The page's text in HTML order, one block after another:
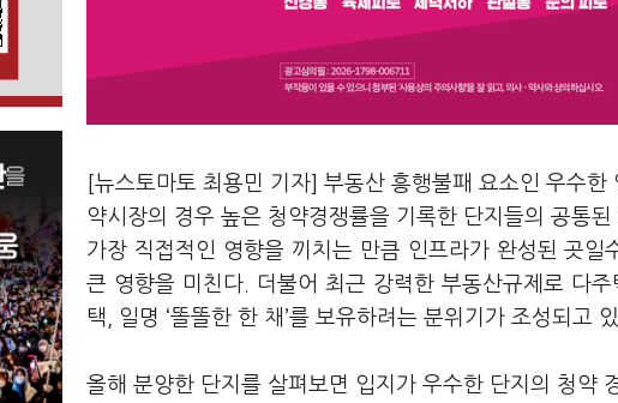
[뉴스토마토 최용민 기자] 부동산 흥행불패 요소인 우수
약시장의 경우 높은 청약경쟁률을 기록한 단지들의 공통
가장 직접적인 영향을 끼치는 만큼 인프라가 완성된 곳
큰 영향을 미친다. 더불어 최근 강력한 부동산규제로 다
택, 일명 ‘똘똘한 한 채’를 보유하려는 분위기가 조성되고
올해 분양한 단지를 살펴보면 입지가 우수한 단지의 청약